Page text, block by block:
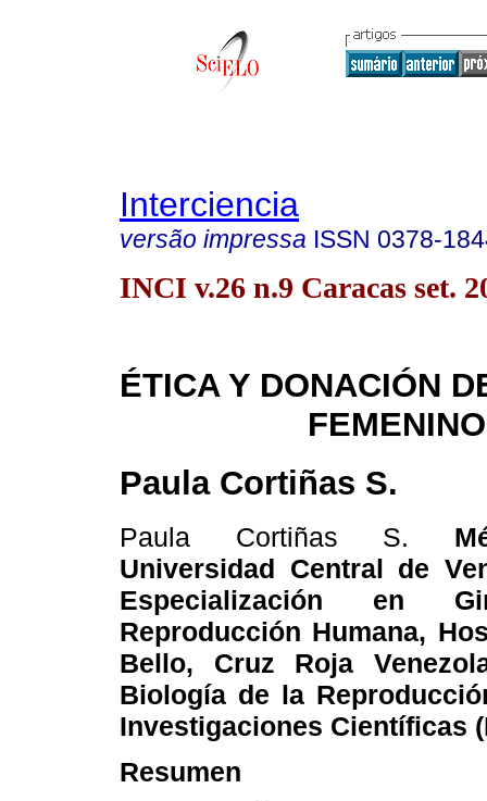
Interciencia
versão impressa ISSN 0378-
INCI v.26 n.9 Caracas set.
ÉTICA Y DONACIÓN
FEMENINO
Paula Cortiñas S.
Paula Cortiñas S.
Universidad Central de
Especialización en
Reproducción Humana,
Bello, Cruz Roja
Biología de la
Investigaciones Científicas
Resumen